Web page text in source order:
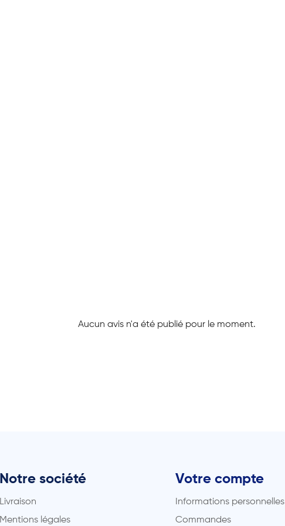
Aucun avis n'a été publié pour le moment.
Notre société
Livraison
Mentions légales
Votre compte
Informations personnelles
Commandes